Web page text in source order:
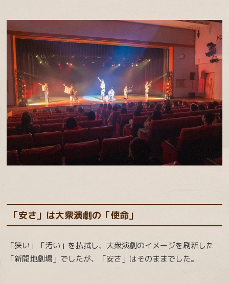
「安さ」は大衆演劇の「使命」
「狭い」「汚い」を払拭し、大衆演劇のイメージを刷新した
「新開地劇場」でしたが、「安さ」はそのままでした。